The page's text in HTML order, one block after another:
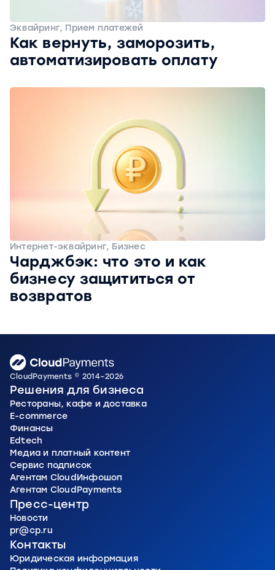
Эквайринг, Прием платежей
Как вернуть, заморозить,
автоматизировать оплату
Интернет-эквайринг, Бизнес
Чарджбэк: что это и как
бизнесу защититься от
возвратов
CloudPayments © 2014–2026
Решения для бизнеса
Рестораны, кафе и доставка
E-commerce
Финансы
Edtech
Медиа и платный контент
Сервис подписок
Агентам CloudИнфошоп
Агентам CloudPayments
Пресс-центр
Новости
pr@cp.ru
Контакты
Юридическая информация